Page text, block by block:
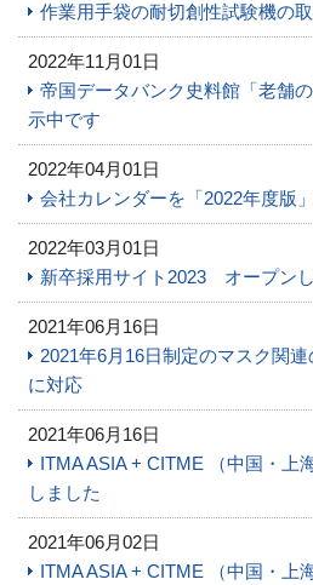
作業用手袋の耐切創性試験機の
2022年11月01日
帝国データバンク史料館「老舗
示中です
2022年04月01日
会社カレンダーを「2022年度版
2022年03月01日
新卒採用サイト2023 オープン
2021年06月16日
2021年6月16日制定のマスク関連
に対応
2021年06月16日
ITMA ASIA + CITME （中国・上
しました
2021年06月02日
ITMA ASIA + CITME （中国・上